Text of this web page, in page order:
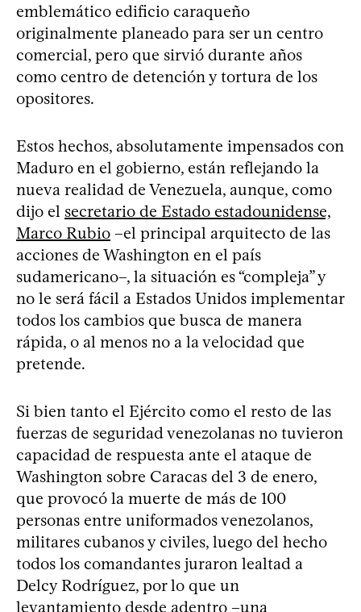
emblemático edificio caraqueño
originalmente planeado para ser un centro
comercial, pero que sirvió durante años
como centro de detención y tortura de los
opositores.
Estos hechos, absolutamente impensados con
Maduro en el gobierno, están reflejando la
nueva realidad de Venezuela, aunque, como
dijo el secretario de Estado estadounidense,
Marco Rubio –el principal arquitecto de las
acciones de Washington en el país
sudamericano–, la situación es “compleja” y
no le será fácil a Estados Unidos implementar
todos los cambios que busca de manera
rápida, o al menos no a la velocidad que
pretende.
Si bien tanto el Ejército como el resto de las
fuerzas de seguridad venezolanas no tuvieron
capacidad de respuesta ante el ataque de
Washington sobre Caracas del 3 de enero,
que provocó la muerte de más de 100
personas entre uniformados venezolanos,
militares cubanos y civiles, luego del hecho
todos los comandantes juraron lealtad a
Delcy Rodríguez, por lo que un
levantamiento desde adentro –una